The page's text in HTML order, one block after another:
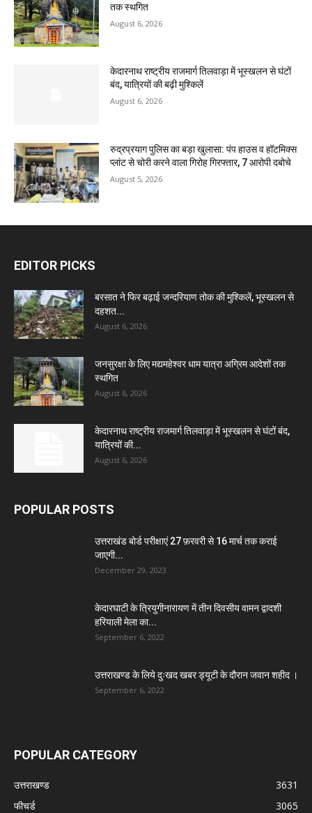
तक स्थगित
August 6, 2026
केदारनाथ राष्ट्रीय राजमार्ग तिलवाड़ा में भूस्खलन से घंटों
बंद, यात्रियों की बढ़ी मुश्किलें
August 6, 2026
रुद्रप्रयाग पुलिस का बड़ा खुलासा: पंप हाउस व हॉटमिक्स
प्लांट से चोरी करने वाला गिरोह गिरफ्तार, 7 आरोपी दबोचे
August 5, 2026
EDITOR PICKS
बरसात ने फिर बढ़ाई जन्दरियाण तोक की मुश्किलें, भूस्खलन से
दहशत...
August 6, 2026
जनसुरक्षा के लिए मद्यमहेश्वर धाम यात्रा अग्रिम आदेशों तक
स्थगित
August 6, 2026
केदारनाथ राष्ट्रीय राजमार्ग तिलवाड़ा में भूस्खलन से घंटों बंद,
यात्रियों की...
August 6, 2026
POPULAR POSTS
उत्तराखंड बोर्ड परीक्षाएं 27 फ़रवरी से 16 मार्च तक कराई
जाएगी...
December 29, 2023
केदारघाटी के त्रियुगीनारायण में तीन दिवसीय वामन द्वादशी
हरियाली मेला का...
September 6, 2022
उत्तराखण्ड के लिये दुःखद खबर ड्यूटी के दौरान जवान शहीद ।
September 6, 2022
POPULAR CATEGORY
उत्तराखण्ड
3631
फीचर्ड
3065